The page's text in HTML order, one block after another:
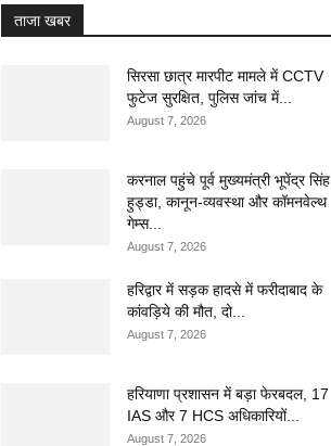
ताजा खबर
सिरसा छात्र मारपीट मामले में CCTV
फुटेज सुरक्षित, पुलिस जांच में...
August 7, 2026
करनाल पहुंचे पूर्व मुख्यमंत्री भूपेंद्र सिंह
हुड्डा, कानून-व्यवस्था और कॉमनवेल्थ
गेम्स...
August 7, 2026
हरिद्वार में सड़क हादसे में फरीदाबाद के
कांवड़िये की मौत, दो...
August 7, 2026
हरियाणा प्रशासन में बड़ा फेरबदल, 17
IAS और 7 HCS अधिकारियों...
August 7, 2026